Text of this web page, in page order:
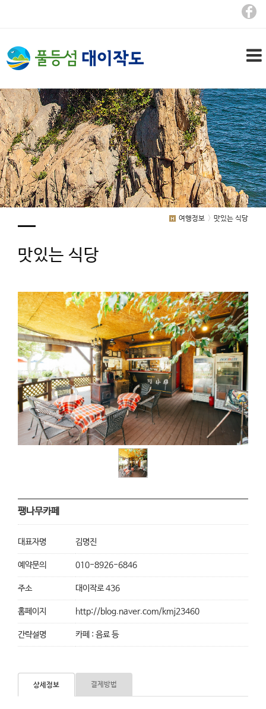
여행정보 맛있는 식당
맛있는 식당
팽나무카페
대표자명 김명진
예약문의 010-8926-6846
주소 대이작로 436
홈페이지 http://blog.naver.com/kmj23460
간략설명 카페 : 음료 등
상세정보 결제방법